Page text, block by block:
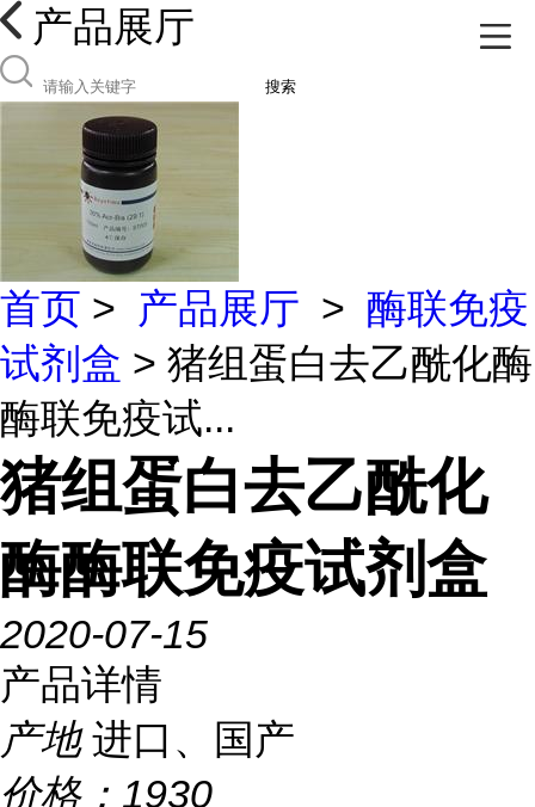
产品展厅
搜索
首页 > 产品展厅 > 酶联免疫
试剂盒 > 猪组蛋白去乙酰化酶
酶联免疫试...
猪组蛋白去乙酰化
酶酶联免疫试剂盒
2020-07-15
产品详情
产地 进口、国产
价格： 1930